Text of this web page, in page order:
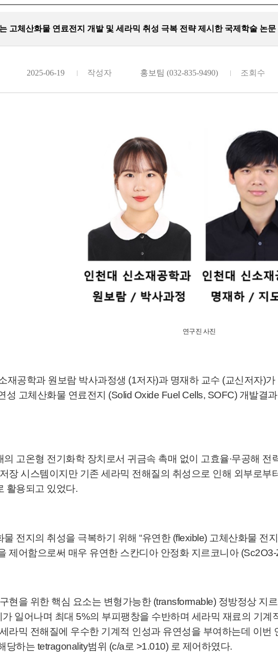
고체산화물 연료전지 개발 및 세라믹 취성 극복 전략 제시한 국제학술 논문
2025-06-19 작성자 홍보팀 (032-835-9490) 조회수
연구진 사진
재공학과 원보람 박사과정생 (1저자)과 명재하 교수 (교신저자)
성 고체산화물 연료전지 (Solid Oxide Fuel Cells, SOFC) 개발결
고온형 전기화학 장치로서 귀금속 촉매 없이 고효율∙무공해
장 시스템이지만 기존 세라믹 전해질의 취성으로 인해 외부로
활용되고 있었다.
전지의 취성을 극복하기 위해 “유연한 (flexible) 고체산화물 전
제어함으로써 매우 유연한 스칸디아 안정화 지르코니아
현을 위한 핵심 요소는 변형가능한 (transformable) 정방정상 지
일어나며 최대 5%의 부피팽창을 수반하며 세라믹 재료의 기
라믹 전해질에 우수한 기계적 인성과 유연성을 부여하는데 이
당하는 tetragonality범위 (c/a로 >1.010) 로 제어하였다.